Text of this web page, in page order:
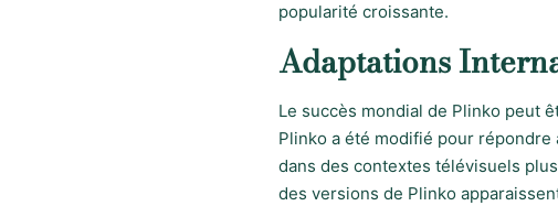
popularité croissante.
Adaptations
Le succès mondial de Plinko peut
Plinko a été modifié pour
dans des contextes télévisuels
des versions de Plinko